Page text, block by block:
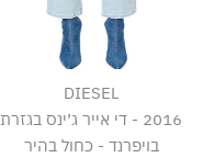
DIESEL
2016 - די אייר ג׳ינס בגזרת
בויפרנד - כחול בהיר